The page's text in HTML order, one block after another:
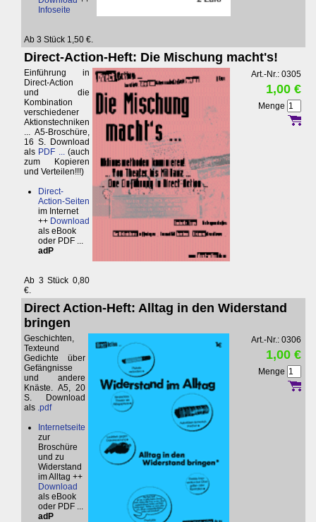
Infoseite
Ab 3 Stück 1,50 €.
Direct-Action-Heft: Die Mischung macht's!
Einführung in
Direct-Action
und die
Kombination
verschiedener
Aktionstechniken
... A5-Broschüre,
16 S. Download
als PDF ...(auch
zum Kopieren
und Verteilen!!!)
Direct-
Action-Seiten
im Internet
++ Download
als eBook
oder PDF ...
adP
Ab 3 Stück 0,80
€.
Art.-Nr.: 0305
1,00 €
Menge
Direct Action-Heft: Alltag in den Widerstand
bringen
Geschichten,
Texteund
Gedichte über
Gefängnisse
und andere
Knäste. A5, 20
S. Download
als .pdf
Internetseite
zur
Broschüre
und zu
Widerstand
im Alltag ++
Download
als eBook
oder PDF ...
adP
Art.-Nr.: 0306
1,00 €
Menge